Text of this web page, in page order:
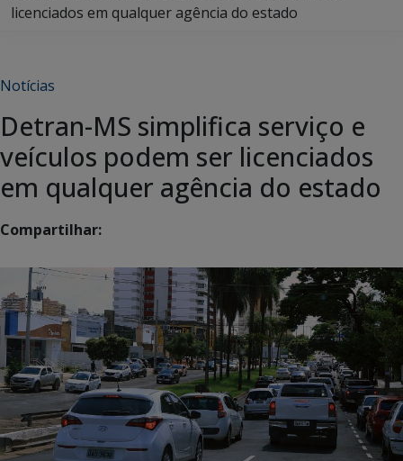
licenciados em qualquer agência do estado
Notícias
Detran-MS simplifica serviço e
veículos podem ser licenciados
em qualquer agência do estado
Compartilhar: